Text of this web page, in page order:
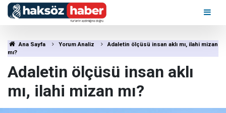
Ana Sayfa Yorum Analiz
Adaletin ölçüsü insan aklı mı, ilahi mizan
mı?
Adaletin ölçüsü insan aklı
mı, ilahi mizan mı?